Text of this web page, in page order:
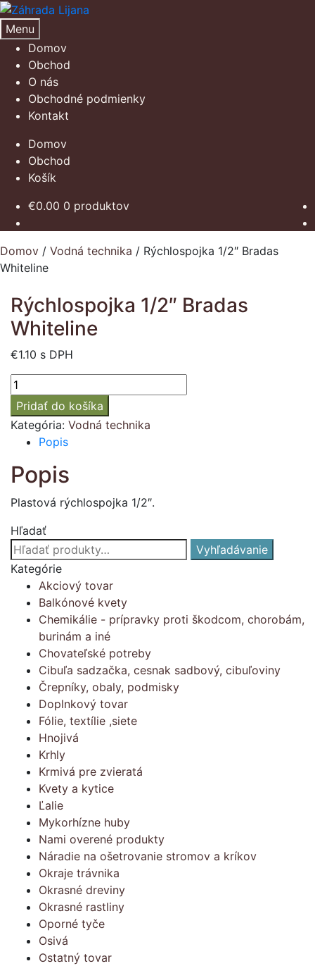
Preskočiť
na
navigáciu
Preskočiť
na
obsah
Menu
Domov
Obchod
O nás
Obchodné podmienky
Kontakt
Domov
Obchod
Košík
€0.00 0 produktov
Domov / Vodná technika / Rýchlospojka 1/2″ Bradas
Whiteline
Rýchlospojka 1/2″ Bradas
Whiteline
€1.10 s DPH
množstvo
Rýchlospojka
1/2"
Bradas
Whiteline
Pridať do košíka
Kategória: Vodná technika
Popis
Popis
Plastová rýchlospojka 1/2″.
Hľadať
Hľadať:
Vyhľadávanie
Kategórie
Akciový tovar
Balkónové kvety
Chemikálie - prípravky proti škodcom, chorobám,
burinám a iné
Chovateľské potreby
Cibuľa sadzačka, cesnak sadbový, cibuľoviny
Črepníky, obaly, podmisky
Doplnkový tovar
Fólie, textílie ,siete
Hnojivá
Krhly
Krmivá pre zvieratá
Kvety a kytice
Ľalie
Mykorhízne huby
Nami overené produkty
Náradie na ošetrovanie stromov a kríkov
Okraje trávnika
Okrasné dreviny
Okrasné rastliny
Oporné tyče
Osivá
Ostatný tovar